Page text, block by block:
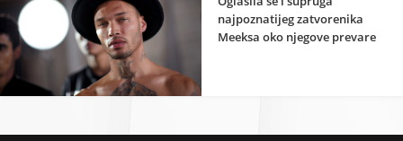
najpoznatijeg zatvorenika
Meeksa oko njegove prevare